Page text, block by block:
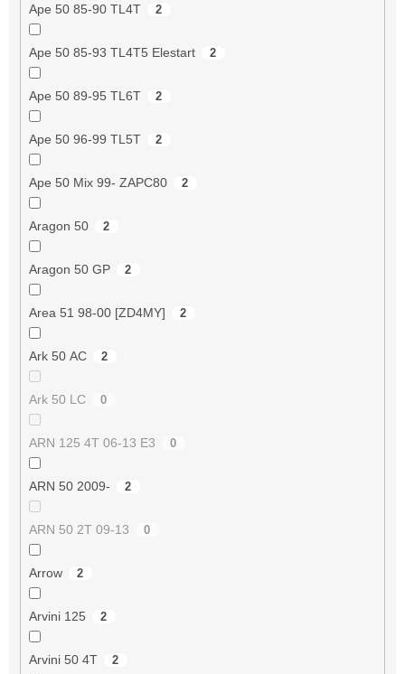
Ape 50 85-90 TL4T 2
Ape 50 85-93 TL4T5 Elestart 2
Ape 50 89-95 TL6T 2
Ape 50 96-99 TL5T 2
Ape 50 Mix 99- ZAPC80 2
Aragon 50 2
Aragon 50 GP 2
Area 51 98-00 [ZD4MY] 2
Ark 50 AC 2
Ark 50 LC 0
ARN 125 4T 06-13 E3 0
ARN 50 2009- 2
ARN 50 2T 09-13 0
Arrow 2
Arvini 125 2
Arvini 50 4T 2